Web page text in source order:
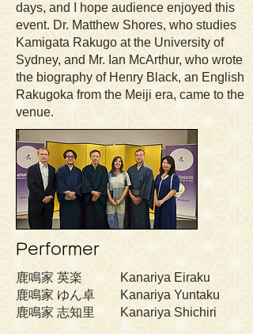
days, and I hope audience enjoyed this
event. Dr. Matthew Shores, who studies
Kamigata Rakugo at the University of
Sydney, and Mr. Ian McArthur, who wrote
the biography of Henry Black, an English
Rakugoka from the Meiji era, came to the
venue.
Performer
鹿鳴家 英楽 Kanariya Eiraku
鹿鳴家 ゆん卓 Kanariya Yuntaku
鹿鳴家 志知里 Kanariya Shichiri